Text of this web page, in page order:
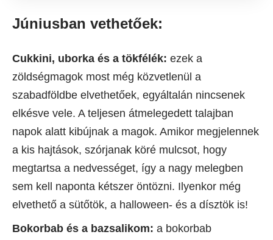
Júniusban vethetőek:
Cukkini, uborka és a tökfélék: ezek a
zöldségmagok most még közvetlenül a
szabadföldbe elvethetőek, egyáltalán nincsenek
elkésve vele. A teljesen átmelegedett talajban
napok alatt kibújnak a magok. Amikor megjelennek
a kis hajtások, szórjanak köré mulcsot, hogy
megtartsa a nedvességet, így a nagy melegben
sem kell naponta kétszer öntözni. Ilyenkor még
elvethető a sütőtök, a halloween- és a dísztök is!
Bokorbab és a bazsalikom: a bokorbab